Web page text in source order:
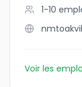
1-10
Voir les